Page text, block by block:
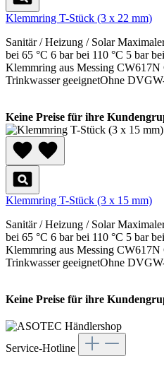
Klemmring T-Stück (3 x 22 mm)
Sanitär / Heizung / Solar
bei 65 °C 6 bar bei 110 °C 5 bar
Klemmring aus Messing
Trinkwasser geeignetOhne
Keine Preise für ihre
Klemmring T-Stück (3 x 15 mm)
Sanitär / Heizung / Solar
bei 65 °C 6 bar bei 110 °C 5 bar
Klemmring aus Messing
Trinkwasser geeignetOhne
Keine Preise für ihre
Service-Hotline